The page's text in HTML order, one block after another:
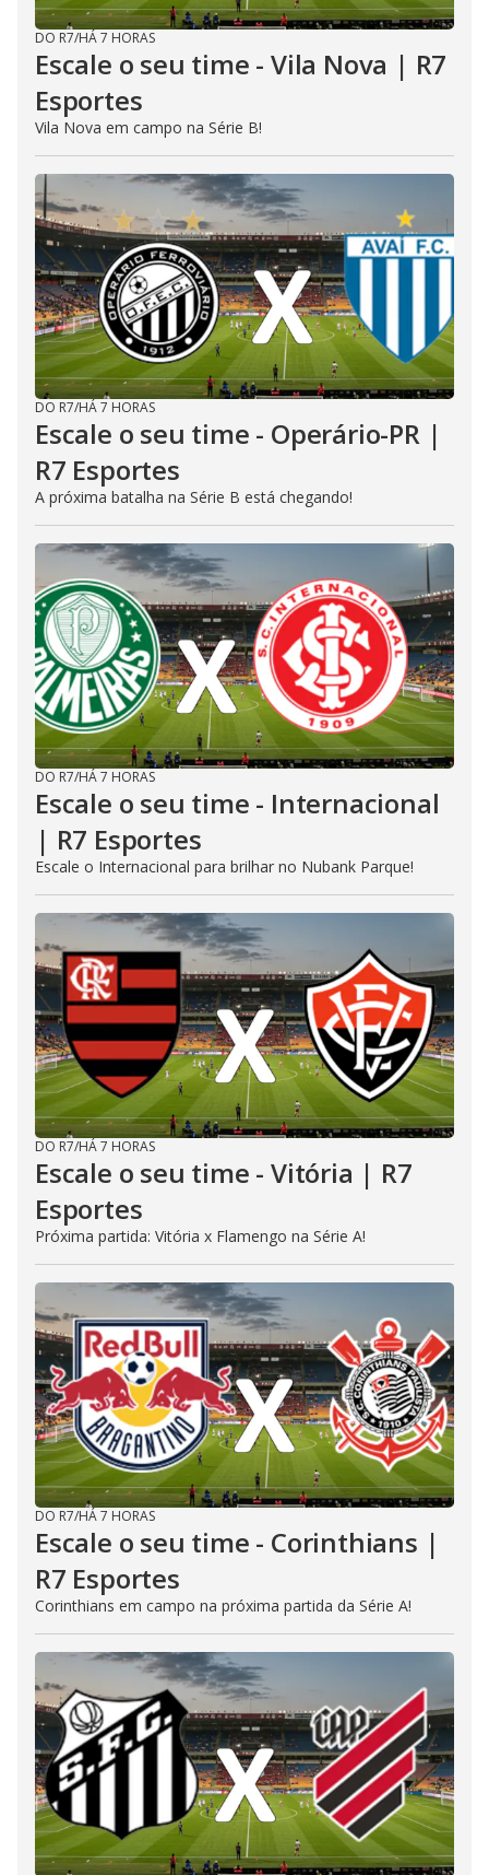
DO R7/HÁ 7 HORAS
Escale o seu time - Vila Nova | R7
Esportes
Vila Nova em campo na Série B!
DO R7/HÁ 7 HORAS
Escale o seu time - Operário-PR |
R7 Esportes
A próxima batalha na Série B está chegando!
DO R7/HÁ 7 HORAS
Escale o seu time - Internacional
| R7 Esportes
Escale o Internacional para brilhar no Nubank Parque!
DO R7/HÁ 7 HORAS
Escale o seu time - Vitória | R7
Esportes
Próxima partida: Vitória x Flamengo na Série A!
DO R7/HÁ 7 HORAS
Escale o seu time - Corinthians |
R7 Esportes
Corinthians em campo na próxima partida da Série A!